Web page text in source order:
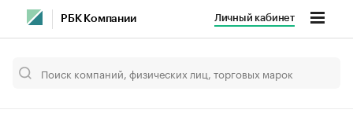
РБК Компании Личный кабинет